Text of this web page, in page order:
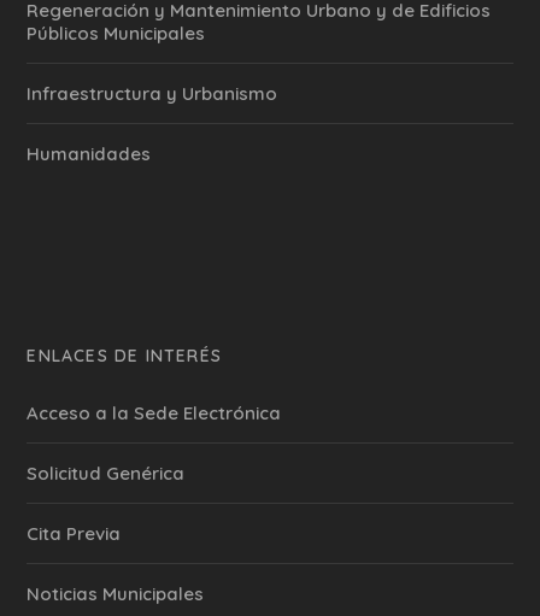
Regeneración y Mantenimiento Urbano y de Edificios
Públicos Municipales
Infraestructura y Urbanismo
Humanidades
ENLACES DE INTERÉS
Acceso a la Sede Electrónica
Solicitud Genérica
Cita Previa
‎Noticias Municipales